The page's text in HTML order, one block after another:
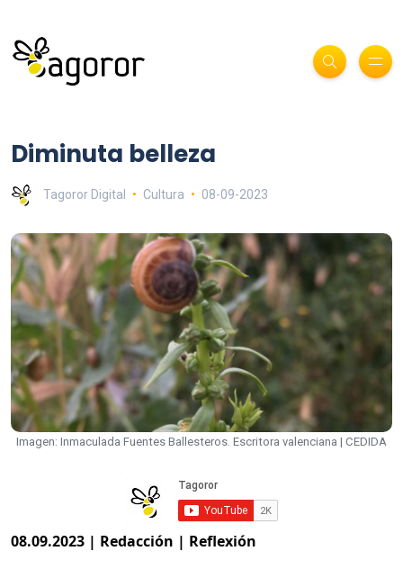
Diminuta belleza
Tagoror Digital Cultura 08-09-2023
Imagen: Inmaculada Fuentes Ballesteros. Escritora valenciana | CEDIDA
08.09.2023 | Redacción | Reflexión